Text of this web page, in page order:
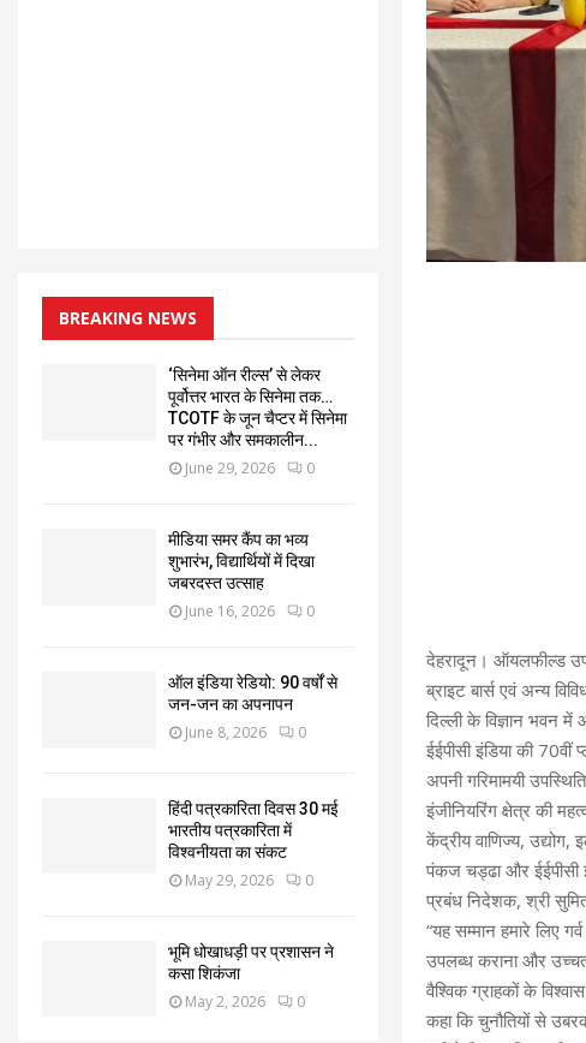
देहरादून। ऑयलफील्ड
ब्राइट बार्स एवं अन्य
दिल्ली के विज्ञान भवन में
ईईपीसी इंडिया की 70वीं
अपनी गरिमामयी
इंजीनियरिंग क्षेत्र की
केंद्रीय वाणिज्य, उद्योग,
पंकज चड्ढा और ईईपीसी
प्रबंध निदेशक, श्री
“यह सम्मान हमारे लिए
उपलब्ध कराना और
वैश्विक ग्राहकों के
कहा कि चुनौतियों से
BREAKING NEWS
‘सिनेमा ऑन रील्स’ से लेकर
पूर्वोत्तर भारत के सिनेमा तक…
TCOTF के जून चैप्टर में सिनेमा
पर गंभीर और समकालीन...
June 29, 2026 0
मीडिया समर कैंप का भव्य
शुभारंभ, विद्यार्थियों में दिखा
जबरदस्त उत्साह
June 16, 2026 0
ऑल इंडिया रेडियो: 90 वर्षों से
जन-जन का अपनापन
June 8, 2026 0
हिंदी पत्रकारिता दिवस 30 मई
भारतीय पत्रकारिता में
विश्वनीयता का संकट
May 29, 2026 0
भूमि धोखाधड़ी पर प्रशासन ने
कसा शिकंजा
May 2, 2026 0